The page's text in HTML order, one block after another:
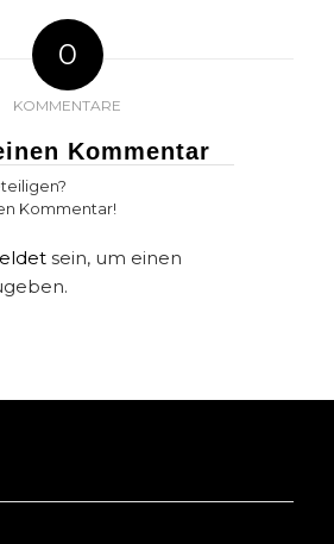
0
KOMMENTARE
Kommentar
Kommentar!
sein, um einen